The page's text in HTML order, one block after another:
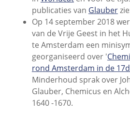
publicaties van Glauber
Op 14 september 2018
van de Vrije Geest in het
te Amsterdam een
georganiseerd over '
rond Amsterdam in de
Minderhoud sprak over
Glauber, Chemicus en
1640 -1670.